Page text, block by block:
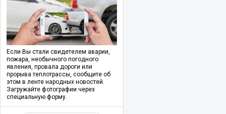
Если Вы стали свидетелем аварии,
пожара, необычного погодного
явления, провала дороги или
прорыва теплотрассы, сообщите об
этом в ленте народных новостей.
Загружайте фотографии через
специальную форму.